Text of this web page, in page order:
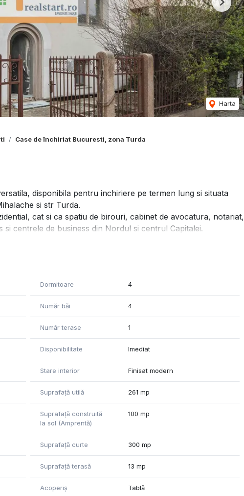
Harta
Next
Case de închiriat Bucuresti, zona Turda
disponibila pentru inchiriere pe termen lung si situata
si str Turda.
cat si ca spatiu de birouri, cabinet de avocatura, notariat,
centrele de business din Nordul si centrul Capitalei.
activitatii de birouri
vechii case - astfel, dispune de toate instalatiile noi,
in camera tehnica de la subsol.
in curs de amenajare cu gazon si arbusti decorativi.
sau in timpul intalnirii pentru vizionare.
Dormitoare 4
Număr băi 4
Număr terase 1
Disponibilitate Imediat
Stare interior Finisat modern
Suprafață utilă 261 mp
Suprafață construită
la sol (Amprentă)
100 mp
Suprafață curte 300 mp
Suprafață terasă 13 mp
Acoperiș Tablă